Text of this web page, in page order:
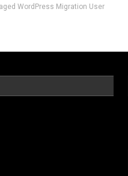
WordPress Migration User